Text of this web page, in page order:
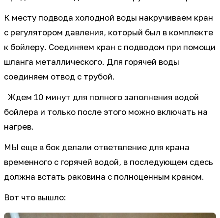
К месту подвода холодной воды накручиваем кран
с регулятором давления, который был в комплекте
к бойлеру. Соединяем кран с подводом при помощи
шланга металлического. Для горячей воды
соединяем отвод с трубой.
Ждем 10 минут для полного заполнения водой
бойлера и только после этого можно включать на
нагрев.
МЫ еще в бок делали ответвление для крана
временного с горячей водой, в последующем сдесь
должна встать раковина с полноценным краном.
Вот что вышло: